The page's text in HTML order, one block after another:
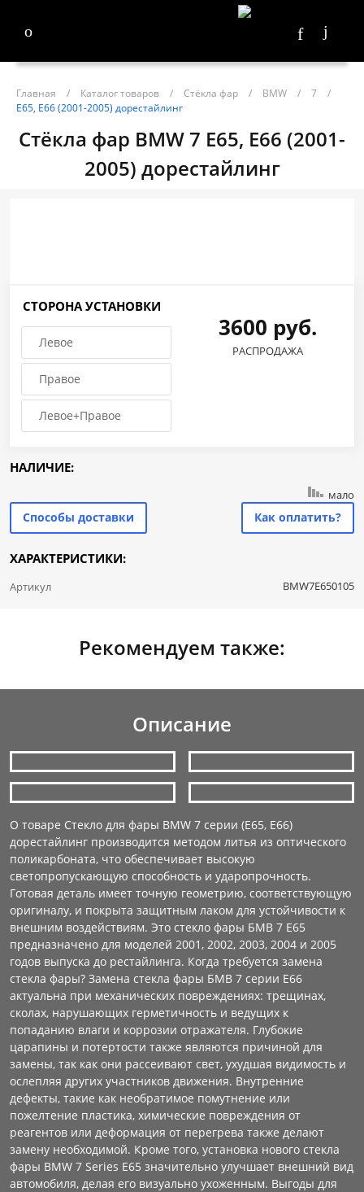
Главная / Каталог товаров / Стёкла фар / BMW / 7
/
E65, E66 (2001-2005) дорестайлинг
Стёкла фар BMW 7 E65, E66 (2001-
2005) дорестайлинг
СТОРОНА УСТАНОВКИ
Левое
Правое
Левое+Правое
3600 руб.
РАСПРОДАЖА
НАЛИЧИЕ:
мало
Способы доставки Как оплатить?
ХАРАКТЕРИСТИКИ:
Артикул BMW7E650105
Рекомендуем также:
Описание
О товаре Стекло для фары BMW 7 серии (E65, E66)
дорестайлинг производится методом литья из оптического
поликарбоната, что обеспечивает высокую
светопропускающую способность и ударопрочность.
Готовая деталь имеет точную геометрию, соответствующую
оригиналу, и покрыта защитным лаком для устойчивости к
внешним воздействиям. Это стекло фары БМВ 7 E65
предназначено для моделей 2001, 2002, 2003, 2004 и 2005
годов выпуска до рестайлинга. Когда требуется замена
стекла фары? Замена стекла фары БМВ 7 серии E66
актуальна при механических повреждениях: трещинах,
сколах, нарушающих герметичность и ведущих к
попаданию влаги и коррозии отражателя. Глубокие
царапины и потертости также являются причиной для
замены, так как они рассеивают свет, ухудшая видимость и
ослепляя других участников движения. Внутренние
дефекты, такие как необратимое помутнение или
пожелтение пластика, химические повреждения от
реагентов или деформация от перегрева также делают
замену необходимой. Кроме того, установка нового стекла
фары BMW 7 Series E65 значительно улучшает внешний вид
автомобиля, делая его визуально ухоженным. Выгоды для